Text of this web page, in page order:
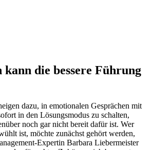
kann die bessere Führung
dazu, in emotionalen Gesprächen mit
in den Lösungsmodus zu schalten,
noch gar nicht bereit dafür ist. Wer
ist, möchte zunächst gehört werden,
Expertin Barbara Liebermeister